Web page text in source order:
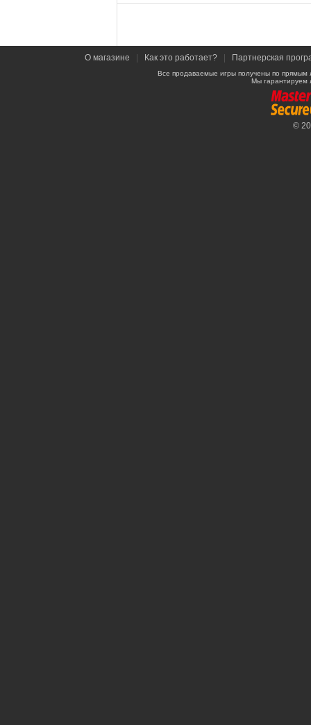
О магазине Как это работает? Партнерская
Все продаваемые игры получены по
Мы гарантируем
©